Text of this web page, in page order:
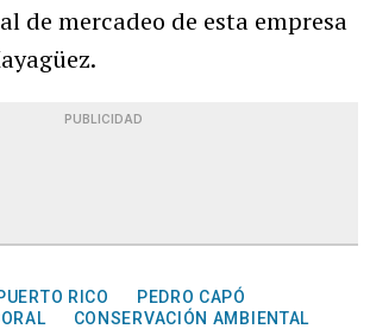
de mercadeo de esta empresa
PUBLICIDAD
RICO
PEDRO CAPÓ
CONSERVACIÓN AMBIENTAL